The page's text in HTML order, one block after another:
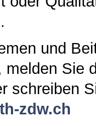
und
melden Sie
schreiben
zdw.ch